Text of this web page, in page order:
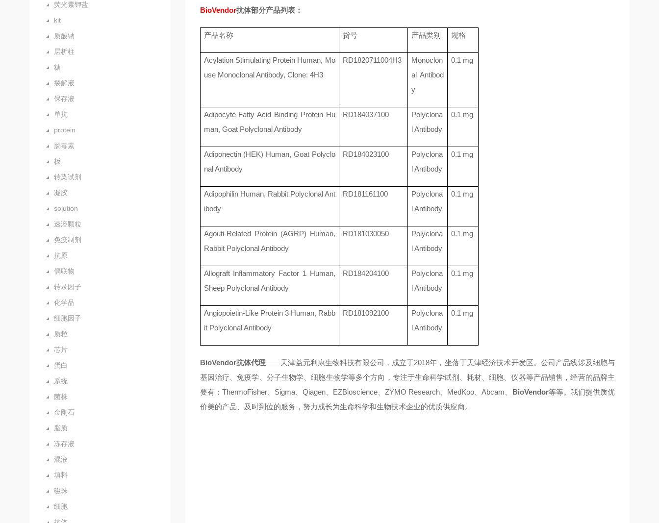
荧光素钾盐
kit
质酸钠
层析柱
糖
裂解液
保存液
单抗
protein
肠毒素
板
转染试剂
凝胶
solution
速溶颗粒
免疫制剂
抗原
偶联物
转录因子
化学品
细胞因子
质粒
芯片
蛋白
系统
菌株
金刚石
脂质
冻存液
混液
填料
磁珠
细胞
BioVendor抗体部分产品列表：
产品名称 货号 产品类别 规格
Acylation Stimulating Protein Human, Mo
use Monoclonal Antibody, Clone: 4H3
RD1820711004H3
Monoclon
al Antibod
y
0.1 mg
Adipocyte Fatty Acid Binding Protein Hu
man, Goat Polyclonal Antibody
RD184037100
Polyclona
l Antibody
0.1 mg
Adiponectin (HEK) Human, Goat Polyclo
nal Antibody
RD184023100
Polyclona
l Antibody
0.1 mg
Adipophilin Human, Rabbit Polyclonal Ant
ibody
RD181161100
Polyclona
l Antibody
0.1 mg
Agouti-Related Protein (AGRP) Human,
Rabbit Polyclonal Antibody
RD181030050
Polyclona
l Antibody
0.1 mg
Allograft Inflammatory Factor 1 Human,
Sheep Polyclonal Antibody
RD184204100
Polyclona
l Antibody
0.1 mg
Angiopoietin-Like Protein 3 Human, Rabb
it Polyclonal Antibody
RD181092100
Polyclona
l Antibody
0.1 mg
BioVendor抗体代理——天津益元利康生物科技有限公司，成立于2018年，坐落于天津经济技术开发区。公司产品线涉及细胞与
基因治疗、免疫学、分子生物学、细胞生物学等多个方向，专注于生命科学试剂、耗材、细胞、仪器等产品销售，经营的品牌主
要有：ThermoFisher、Sigma、Qiagen、EZBioscience、ZYMO Research、MedKoo、Abcam、 BioVendor等等。我们提供质优
价美的产品、及时到位的服务，努力成长为生命科学和生物技术企业的优质供应商。